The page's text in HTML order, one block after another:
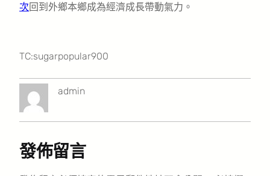
次回到外鄉本鄉成為經濟成長帶動氣力。
TC:sugarpopular900
admin
發佈留言